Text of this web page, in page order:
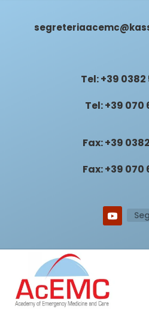
Tel: +39
Tel: +39 070
Fax: +39
Fax: +39 070